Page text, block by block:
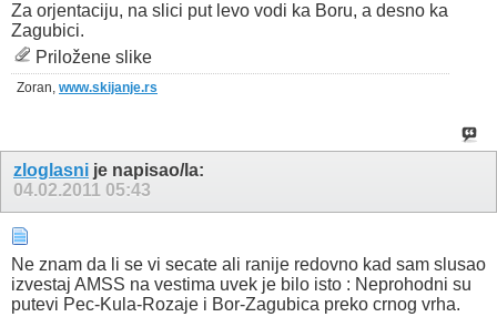
Za orjentaciju, na slici put levo vodi ka Boru, a desno ka
Zagubici.
Priložene slike
Zoran, www.skijanje.rs
zloglasni je napisao/la:
04.02.2011 05:43
Ne znam da li se vi secate ali ranije redovno kad sam slusao
izvestaj AMSS na vestima uvek je bilo isto : Neprohodni su
putevi Pec-Kula-Rozaje i Bor-Zagubica preko crnog vrha.